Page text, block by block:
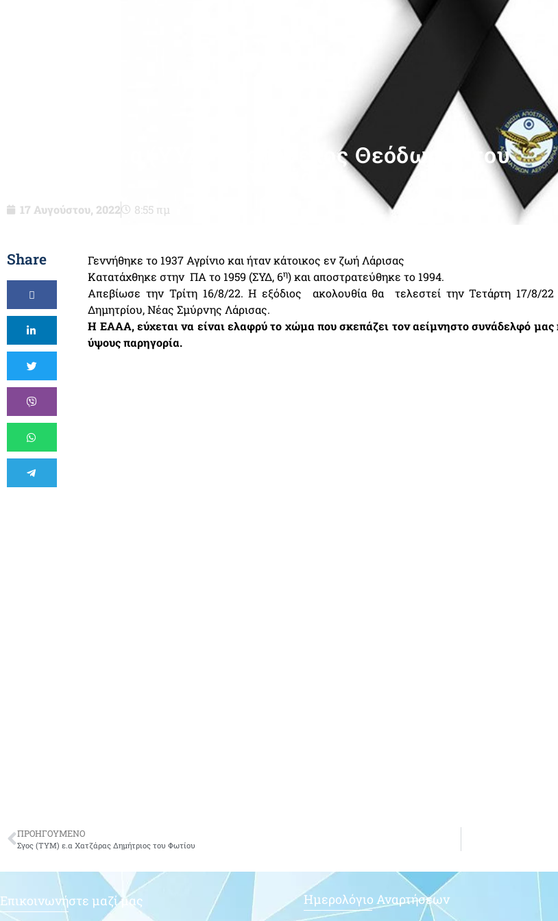
Σμχος ε.α (ΥΥΔ) Γκουρνέλος Θεόδωρος του
17 Αυγούστου, 2022 8:55 πμ
Share
Γεννήθηκε το 1937 Αγρίνιο και ήταν κάτοικος εν ζωή Λάρισας
Κατατάχθηκε στην ΠΑ το 1959 (ΣΥΔ, 6η) και αποστρατεύθηκε το 1994.
Απεβίωσε την Τρίτη 16/8/22. Η εξόδιος ακολουθία θα τελεστεί την Τετάρτη 17/8/
Δημητρίου, Νέας Σμύρνης Λάρισας.
Η ΕΑΑΑ, εύχεται να είναι ελαφρύ το χώμα που σκεπάζει τον αείμνηστο συνάδελφό μας
ύψους παρηγορία.
ΠΡΟΗΓΟΥΜΕΝΟ
Σγος (ΤΥΜ) ε.α Χατζάρας Δημήτριος του Φωτίου
Επικοινωνήστε μαζί μας Ημερολόγιο Αναρτήσεων